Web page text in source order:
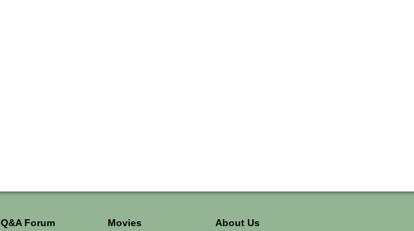
Q&A Forum Movies About Us